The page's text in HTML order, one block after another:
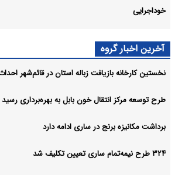
خوداجرایی
آخرین اخبار گروه
نخستین کارخانه بازیافت زباله استان در قائم‌شهر
طرح توسعه مرکز انتقال خون بابل به بهره‌برداری رسید
برداشت مکانیزه برنج در ساری ادامه دارد
۳۲۴ طرح نیمه‌تمام ساری تعیین تکلیف شد